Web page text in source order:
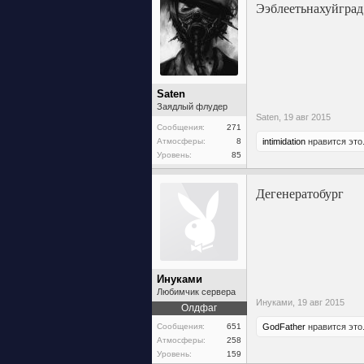
Saten
Заядлый флудер
Сообщения:
271
Атмосферы:
8
Уровень:
85
Ээблеетьнахуйград
Saten, 19 авг 2015
intimidation нравится это.
Инуками
Любимчик сервера
Олдфаг
Сообщения:
651
Атмосферы:
258
Уровень:
159
Дегенератобург
Инуками, 19 авг 2015
GodFather нравится это.